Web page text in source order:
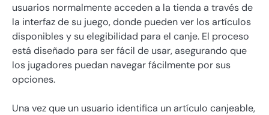
usuarios normalmente acceden a la tienda a través de
la interfaz de su juego, donde pueden ver los artículos
disponibles y su elegibilidad para el canje. El proceso
está diseñado para ser fácil de usar, asegurando que
los jugadores puedan navegar fácilmente por sus
opciones.
Una vez que un usuario identifica un artículo canjeable,